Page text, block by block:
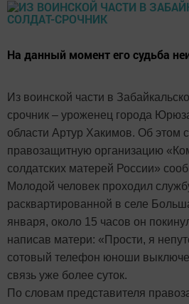
На данный момент его судьба
Из воинской части в
срочник – уроженец города
области Артур Хакимов. Об этом
правозащитную организацию
солдатских матерей России»
Молодой человек проходил
расквартированной в селе
января, около 15 часов он
написав матери: «Прости, я
сотовый телефон юноши
связь уже более суток.
По словам представителя